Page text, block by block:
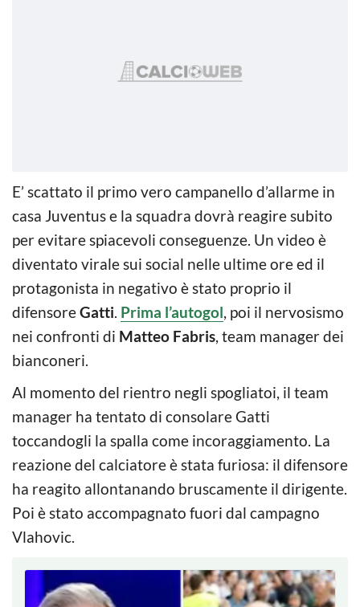
E’ scattato il primo vero campanello d’allarme in
casa Juventus e la squadra dovrà reagire subito
per evitare spiacevoli conseguenze. Un video è
diventato virale sui social nelle ultime ore ed il
protagonista in negativo è stato proprio il
difensoreGatti. Prima l’autogol, poi il nervosismo
nei confronti di Matteo Fabris, team manager dei
bianconeri.
Al momento del rientro negli spogliatoi, il team
manager ha tentato di consolare Gatti
toccandogli la spalla come incoraggiamento. La
reazione del calciatore è stata furiosa: il difensore
ha reagito allontanando bruscamente il dirigente.
Poi è stato accompagnato fuori dal campagno
Vlahovic.